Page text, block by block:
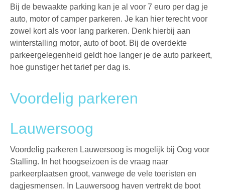
Bij de bewaakte parking kan je al voor 7 euro per dag je
auto, motor ofcamper parkeren. Je kan hier terecht voor
zowel kort als voor lang parkeren. Denk hierbij aan
winterstalling motor, auto of boot. Bij de overdekte
parkeergelegenheid geldt hoe langer je de auto parkeert,
hoe gunstiger het tarief per dag is.
Voordelig parkeren
Lauwersoog
Voordelig parkeren Lauwersoog is mogelijk bij Oog voor
Stalling. In het hoogseizoen is de vraag naar
parkeerplaatsen groot, vanwege de vele toeristen en
dagjesmensen. In Lauwersoog haven vertrekt de boot